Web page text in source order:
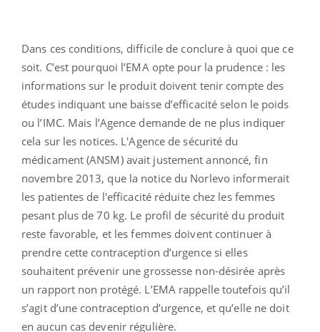
Dans ces conditions, difficile de conclure à quoi que ce
soit. C’est pourquoi l’EMA opte pour la prudence : les
informations sur le produit doivent tenir compte des
études indiquant une baisse d’efficacité selon le poids
ou l’IMC. Mais l’Agence demande de ne plus indiquer
cela sur les notices. L'Agence de sécurité du
médicament (ANSM) avait justement annoncé, fin
novembre 2013, que la notice du Norlevo informerait
les patientes de l'efficacité réduite chez les femmes
pesant plus de 70 kg. Le profil de sécurité du produit
reste favorable, et les femmes doivent continuer à
prendre cette contraception d’urgence si elles
souhaitent prévenir une grossesse non-désirée après
un rapport non protégé. L’EMA rappelle toutefois qu’il
s’agit d’une contraception d’urgence, et qu’elle ne doit
en aucun cas devenir régulière.